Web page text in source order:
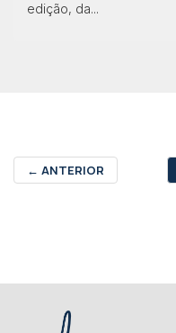
edição, da...
← ANTERIOR